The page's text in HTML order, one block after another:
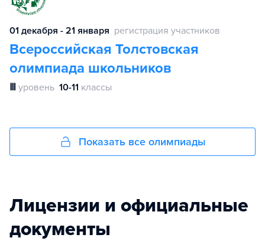
01 декабря - 21 января регистрация участников
Всероссийская Толстовская
олимпиада школьников
Ⅲ уровень 10-11 классы
Показать все олимпиады
Лицензии и официальные
документы